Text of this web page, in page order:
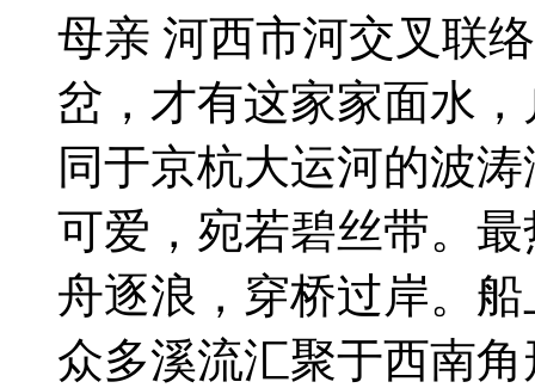
母亲 河西市河交叉联
岔，才有这家家面水
同于京杭大运河的波
可爱，宛若碧丝带。
舟逐浪，穿桥过岸。
众多溪流汇聚于西南